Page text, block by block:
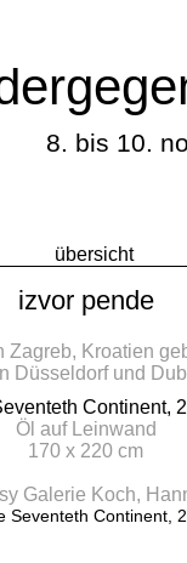
8. bis 10.
übersicht
izvor pende
Zagreb, Kroatien
Düsseldorf und
Continent,
Öl auf Leinwand
170 x 220 cm
Galerie Koch,